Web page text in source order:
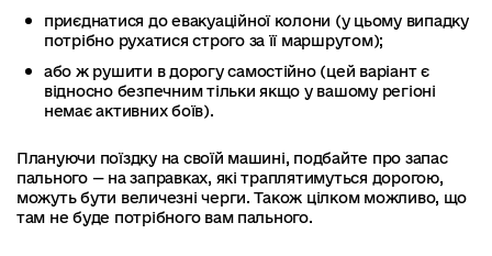
приєднатися до евакуаційної колони (у цьому випадку
потрібно рухатися строго за її маршрутом);
або ж рушити в дорогу самостійно (цей варіант є
відносно безпечним тільки якщо у вашому регіоні
немає активних боїв).
Плануючи поїздку на своїй машині, подбайте про запас
пального — на заправках, які траплятимуться дорогою,
можуть бути величезні черги. Також цілком можливо, що
там не буде потрібного вам пального.